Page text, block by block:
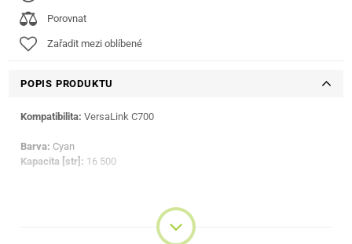
Porovnat
Zařadit mezi oblíbené
POPIS PRODUKTU
Kompatibilita: VersaLink C700
Barva: Cyan
Kapacita [str]: 16 500